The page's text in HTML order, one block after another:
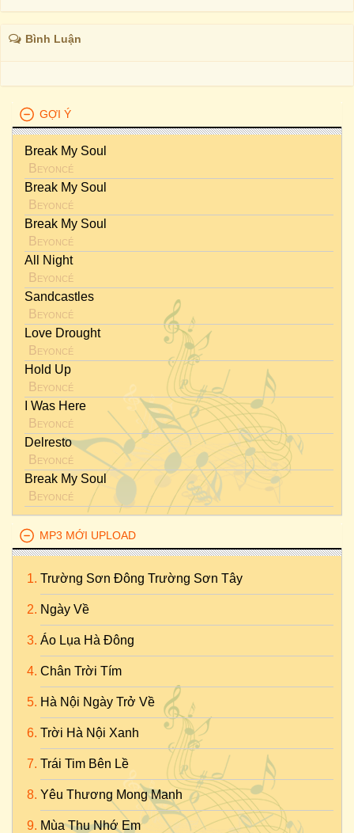
Bình Luận
GỢI Ý
Break My Soul
Beyoncé
Break My Soul
Beyoncé
Break My Soul
Beyoncé
All Night
Beyoncé
Sandcastles
Beyoncé
Love Drought
Beyoncé
Hold Up
Beyoncé
I Was Here
Beyoncé
Delresto
Beyoncé
Break My Soul
Beyoncé
MP3 MỚI UPLOAD
Trường Sơn Đông Trường Sơn Tây
Ngày Về
Áo Lụa Hà Đông
Chân Trời Tím
Hà Nội Ngày Trở Về
Trời Hà Nội Xanh
Trái Tim Bên Lề
Yêu Thương Mong Manh
Mùa Thu Nhớ Em